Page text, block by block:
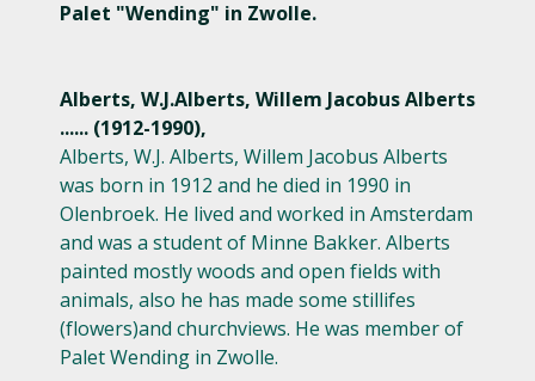
Palet "Wending" in Zwolle.
Alberts, W.J.Alberts, Willem Jacobus Alberts
...... (1912-1990),
Alberts, W.J. Alberts, Willem Jacobus Alberts
was born in 1912 and he died in 1990 in
Olenbroek. He lived and worked in Amsterdam
and was a student of Minne Bakker. Alberts
painted mostly woods and open fields with
animals, also he has made some stillifes
(flowers)and churchviews. He was member of
Palet Wending in Zwolle.